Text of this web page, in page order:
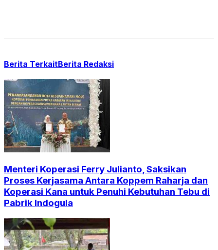
Berita TerkaitBerita Redaksi
Menteri Koperasi Ferry Julianto, Saksikan
Proses Kerjasama Antara Koppem Raharja dan
Koperasi Kana untuk Penuhi Kebutuhan Tebu di
Pabrik Indogula